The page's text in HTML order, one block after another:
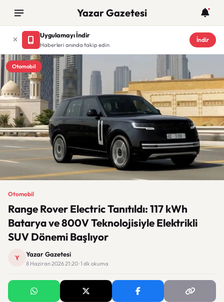
Yazar Gazetesi
Uygulamayı İndir
Haberleri anında takip edin
İndir
Otomobil
Otomobil
Range Rover Electric Tanıtıldı: 117 kWh
Batarya ve 800V Teknolojisiyle Elektrikli
SUV Dönemi Başlıyor
Y Yazar Gazetesi
8 Haziran 2026 21:20 · 1 dk okuma